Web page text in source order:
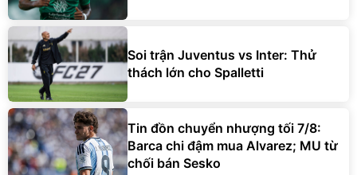
Soi trận Juventus vs Inter: Thử
thách lớn cho Spalletti
Tin đồn chuyển nhượng tối 7/8:
Barca chi đậm mua Alvarez; MU từ
chối bán Sesko